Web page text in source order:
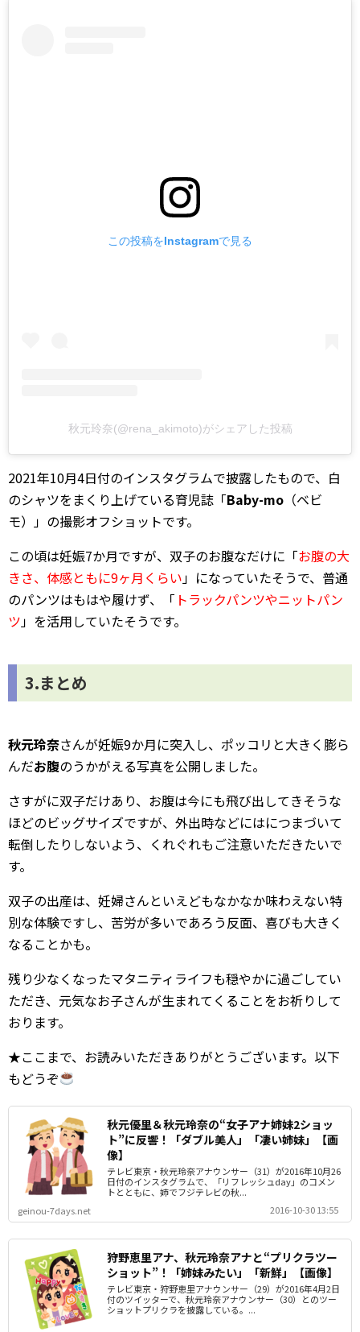
この投稿をInstagramで見る
秋元玲奈(@rena_akimoto)がシェアした投稿
2021年10月4日付のインスタグラムで披露したもので、白
のシャツをまくり上げている育児誌「Baby-mo （ベビ
モ）」の撮影オフショットです。
この頃は妊娠7か月ですが、双子のお腹なだけに「お腹の大
きさ、体感ともに9ヶ月くらい 」になっていたそうで、普通
のパンツはもはや履けず、「 トラックパンツやニットパン
ツ 」を活用していたそうです。
3.まとめ
秋元玲奈さんが妊娠9か月に突入し、ポッコリと大きく膨ら
んだお腹のうかがえる写真を公開しました。
さすがに双子だけあり、お腹は今にも飛び出してきそうな
ほどのビッグサイズですが、外出時などにはにつまづいて
転倒したりしないよう、くれぐれもご注意いただきたいで
す。
双子の出産は、妊婦さんといえどもなかなか味わえない特
別な体験ですし、苦労が多いであろう反面、喜びも大きく
なることかも。
残り少なくなったマタニティライフも穏やかに過ごしてい
ただき、元気なお子さんが生まれてくることをお祈りして
おります。
★ここまで、お読みいただきありがとうございます。以下
もどうぞ
秋元優里＆秋元玲奈の“女子アナ姉妹2ショッ
ト”に反響！「ダブル美人」「凄い姉妹」【画
像】
テレビ東京・秋元玲奈アナウンサー（31）が2016年10月26
日付のインスタグラムで、「リフレッシュday」のコメン
トとともに、姉でフジテレビの秋...
geinou-7days.net
2016-10-30 13:55
狩野恵里アナ、秋元玲奈アナと“プリクラツー
ショット”！「姉妹みたい」「新鮮」【画像】
テレビ東京・狩野恵里アナウンサー（29）が2016年4月2日
付のツイッターで、秋元玲奈アナウンサー（30）とのツー
ショットプリクラを披露している。...